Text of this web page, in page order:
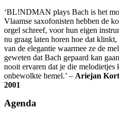
‘BL!NDMAN plays Bach is het
Vlaamse saxofonisten hebben de
orgel schreef, voor hun eigen
nu graag laten horen hoe dat
van de elegantie waarmee ze de
geweten dat Bach gepaard kan
nooit ervaren dat je die
onbewolkte hemel.’ – Ariejan
2001
Agenda